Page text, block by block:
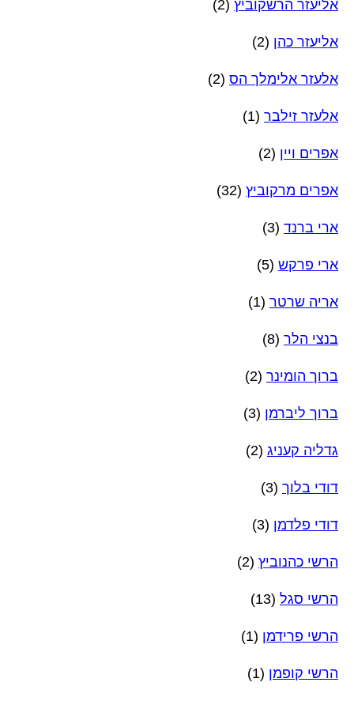
אליעזר הרשקוביץ (2)
אליעזר כהן (2)
אלעזר אלימלך הס (2)
אלעזר זילבר (1)
אפרים ויין (2)
אפרים מרקוביץ (32)
ארי ברנד (3)
ארי פרקש (5)
אריה שרטר (1)
בנצי הלר (8)
ברוך הומינר (2)
ברוך ליברמן (3)
גדליה קעניג (2)
דודי בלוך (3)
דודי פלדמן (3)
הרשי כהנוביץ (2)
הרשי סגל (13)
הרשי פרידמן (1)
הרשי קופמן (1)